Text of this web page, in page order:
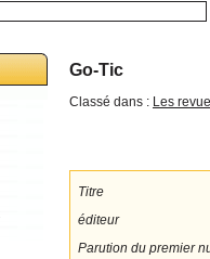
Go-Tic
Classé dans : Les
Titre
éditeur
Parution du premier